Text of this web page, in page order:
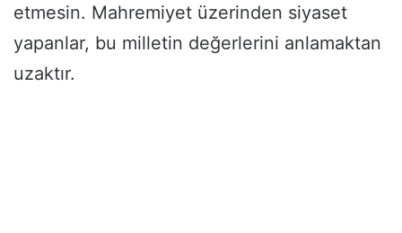
etmesin. Mahremiyet üzerinden siyaset
yapanlar, bu milletin değerlerini anlamaktan
uzaktır.